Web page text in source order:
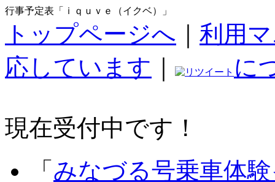
行事予定表「ｉｑｕｖｅ（イクベ）」
トップページへ
利用
応しています
に
現在受付中です！
「 みなづる号乗車体